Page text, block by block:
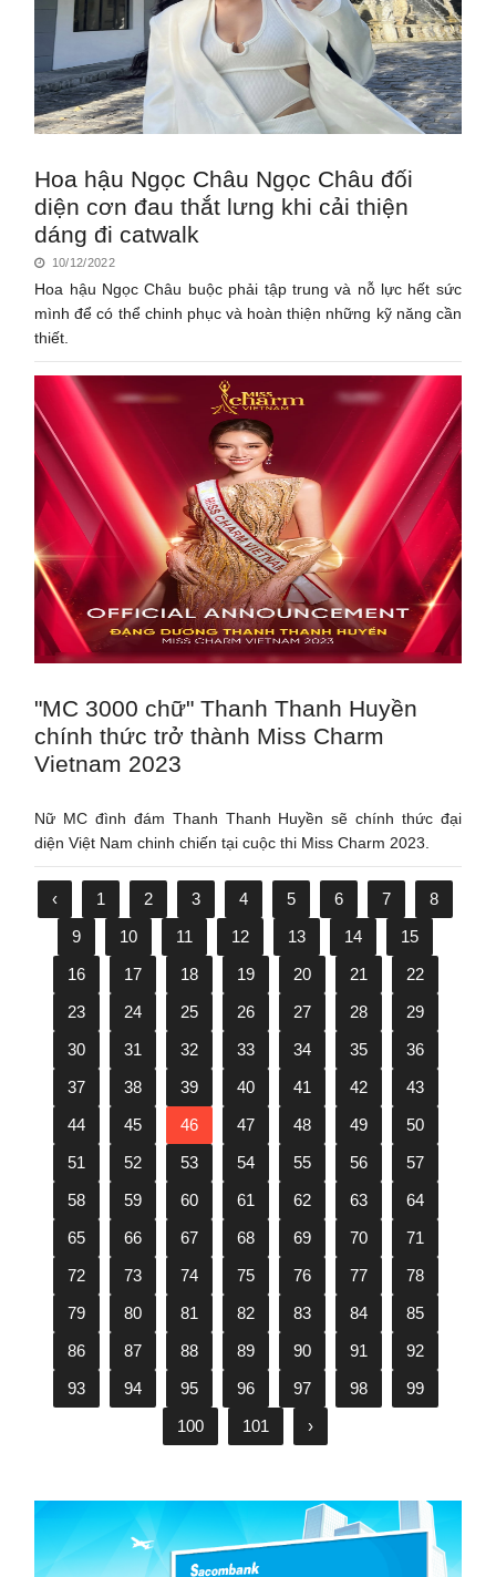
Hoa hậu Ngọc Châu Ngọc Châu đối
diện cơn đau thắt lưng khi cải thiện
dáng đi catwalk
10/12/2022
Hoa hậu Ngọc Châu buộc phải tập trung và nỗ lực hết sức
mình để có thể chinh phục và hoàn thiện những kỹ năng cần
thiết.
"MC 3000 chữ" Thanh Thanh Huyền
chính thức trở thành Miss Charm
Vietnam 2023
Nữ MC đình đám Thanh Thanh Huyền sẽ chính thức đại
diện Việt Nam chinh chiến tại cuộc thi Miss Charm 2023.
‹ 1 2 3 4 5 6 7
8
9
10 11 12 13 14
15
16
17 18 19 20 21
22
23
24 25 26 27 28
29
30
31 32 33 34 35
36
37
38 39 40 41 42
43
44
45 46 47 48 49
50
51
52 53 54 55 56
57
58
59 60 61 62 63
64
65
66 67 68 69 70
71
72
73 74 75 76 77
78
79
80 81 82 83 84
85
86
87 88 89 90 91
92
93
94 95 96 97 98
99
100
101 ›